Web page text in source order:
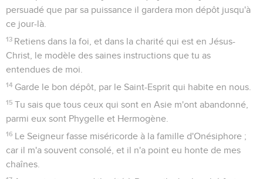
persuadé que par sa puissance il gardera mon dépôt jusqu'à
ce jour-là.
13 Retiens dans la foi, et dans la charité qui est en Jésus-
Christ, le modèle des saines instructions que tu as
entendues de moi.
14 Garde le bon dépôt, par le Saint-Esprit qui habite en nous.
15 Tu sais que tous ceux qui sont en Asie m'ont abandonné,
parmi eux sont Phygelle et Hermogène.
16 Le Seigneur fasse miséricorde à la famille d'Onésiphore ;
car il m'a souvent consolé, et il n'a point eu honte de mes
chaînes.